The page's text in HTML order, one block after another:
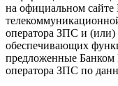
на официальном
оператора ЗПС и
обеспечивающих
предложенные Банком
оператора ЗПС по